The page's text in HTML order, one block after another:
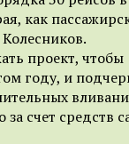
как
проект, чтобы
году, и
счет средств